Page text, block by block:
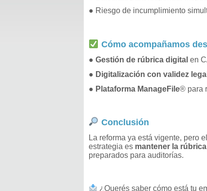
● Riesgo de incumplimiento
Cómo acompañamos
● Gestión de rúbrica digital en
● Digitalización con validez legal
● Plataforma ManageFile® para
Conclusión
La reforma ya está vigente, pero
estrategia es mantener la
preparados para auditorías.
¿Querés saber cómo está tu